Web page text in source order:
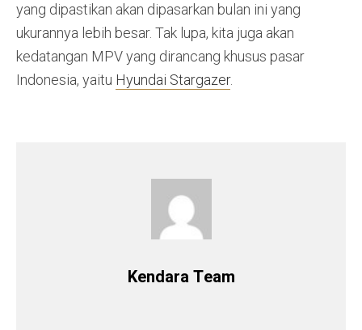
yang dipastikan akan dipasarkan bulan ini yang
ukurannya lebih besar. Tak lupa, kita juga akan
kedatangan MPV yang dirancang khusus pasar
Indonesia, yaitu Hyundai Stargazer.
Kendara Team